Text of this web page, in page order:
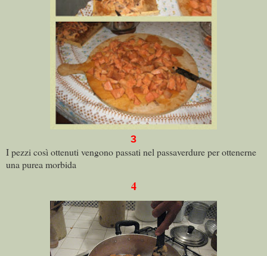
3
I pezzi così ottenuti vengono passati nel passaverdure per ottenerne
una purea morbida
4